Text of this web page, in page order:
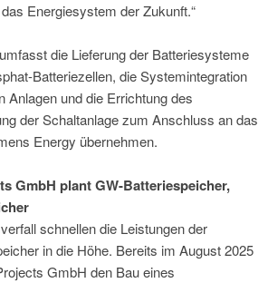
Energiesystem der Zukunft.“
die Lieferung der Batteriesysteme
Batteriezellen, die Systemintegration
Anlagen und die Errichtung des
der Schaltanlage zum Anschluss an das
Energy übernehmen.
GmbH plant GW-Batteriespeicher,
schnellen die Leistungen der
in die Höhe. Bereits im August 2025
GmbH den Bau eines